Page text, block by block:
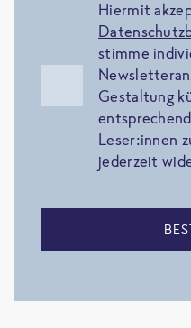
Hiermit
stimme
Gestaltung
Leser:innen
jederzeit